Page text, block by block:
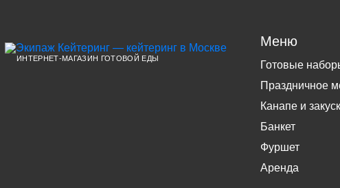
ИНТЕРНЕТ-МАГАЗИН ГОТОВОЙ ЕДЫ
Меню
Готовые
Праздничное
Канапе и
Банкет
Фуршет
Аренда